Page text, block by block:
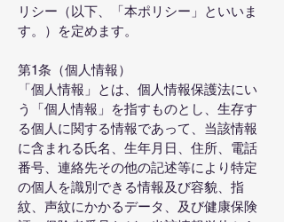
リシー（以下、「本ポリシー」といいま
す。）を定めます。
第1条（個人情報）
「個人情報」とは、個人情報保護法にい
う「個人情報」を指すものとし、生存す
る個人に関する情報であって、当該情報
に含まれる氏名、生年月日、住所、電話
番号、連絡先その他の記述等により特定
の個人を識別できる情報及び容貌、指
紋、声紋にかかるデータ、及び健康保険